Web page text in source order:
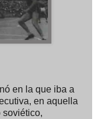
en la que iba a
en aquella
soviético,